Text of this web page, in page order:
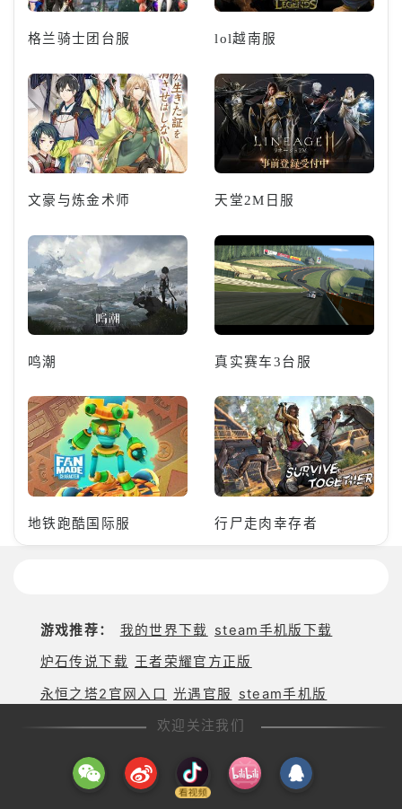
格兰骑士团台服 lol越南服
文豪与炼金术师 天堂2M日服
鸣潮 真实赛车3台服
地铁跑酷国际服 行尸走肉幸存者
游戏推荐： 我的世界下载 steam手机版下载
炉石传说下载 王者荣耀官方正版
永恒之塔2官网入口 光遇官服
steam手机版
欢迎关注我们